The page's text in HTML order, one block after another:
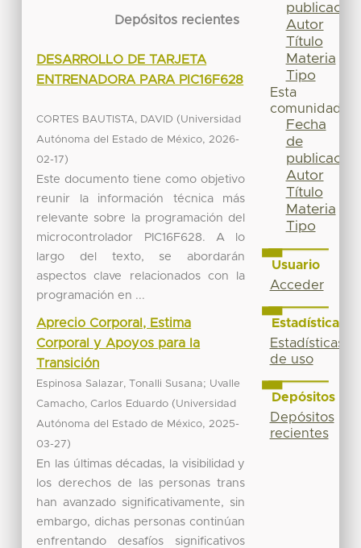
Depósitos recientes
DESARROLLO DE TARJETA
ENTRENADORA PARA PIC16F628
CORTES BAUTISTA, DAVID (Universidad
Autónoma del Estado de México, 2026-
02-17)
Este documento tiene como objetivo
reunir la información técnica más
relevante sobre la programación del
microcontrolador PIC16F628. A lo
largo del texto, se abordarán
aspectos clave relacionados con la
programación en ...
Aprecio Corporal, Estima
Corporal y Apoyos para la
Transición
Espinosa Salazar, Tonalli Susana; Uvalle
Camacho, Carlos Eduardo (Universidad
Autónoma del Estado de México, 2025-
03-27)
En las últimas décadas, la visibilidad y
los derechos de las personas trans
han avanzado significativamente, sin
embargo, dichas personas continúan
enfrentando desafíos significativos
publicación
Autor
Título
Materia
Tipo
Esta
comunidad
Fecha
de
publicación
Autor
Título
Materia
Tipo
Usuario
Acceder
Estadísticas
Estadísticas
de uso
Depósitos
Depósitos
recientes